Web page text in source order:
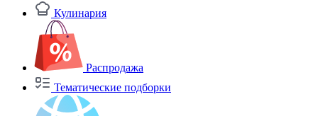
Кулинария
Распродажа
Тематические подборки